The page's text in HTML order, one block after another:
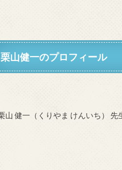
栗山健一のプロフィール